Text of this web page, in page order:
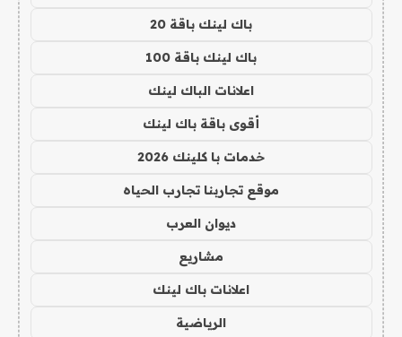
باك لينك باقة 20
باك لينك باقة 100
اعلانات الباك لينك
أقوى باقة باك لينك
خدمات با كلينك 2026
موقع تجاربنا تجارب الحياه
ديوان العرب
مشاريع
اعلانات باك لينك
الرياضية